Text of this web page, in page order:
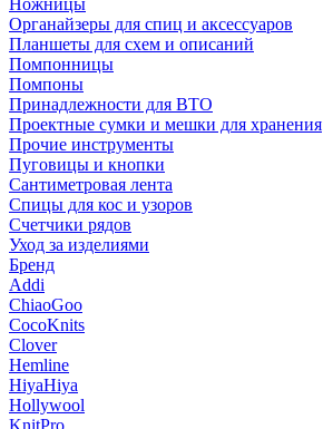
Ножницы
Органайзеры для спиц и аксессуаров
Планшеты для схем и описаний
Помпонницы
Помпоны
Принадлежности для ВТО
Проектные сумки и мешки для хранения
Прочие инструменты
Пуговицы и кнопки
Сантиметровая лента
Спицы для кос и узоров
Счетчики рядов
Уход за изделиями
Бренд
Addi
ChiaoGoo
CocoKnits
Clover
Hemline
HiyaHiya
Hollywool
KnitPro